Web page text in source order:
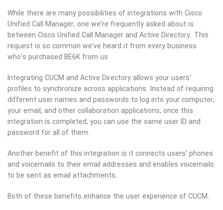
While there are many possibilities of integrations with Cisco
Unified Call Manager, one we’re frequently asked about is
between Cisco Unified Call Manager and Active Directory. This
request is so common we’ve heard it from every business
who’s purchased BE6K from us
Integrating CUCM and Active Directory allows your users’
profiles to synchronize across applications. Instead of requiring
different user names and passwords to log into your computer,
your email, and other collaboration applications, once this
integration is completed, you can use the same user ID and
password for all of them.
Another benefit of this integration is it connects users’ phones
and voicemails to their email addresses and enables voicemails
to be sent as email attachments.
Both of these benefits enhance the user experience of CUCM.